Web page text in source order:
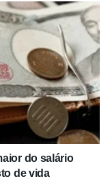
do salário
de vida